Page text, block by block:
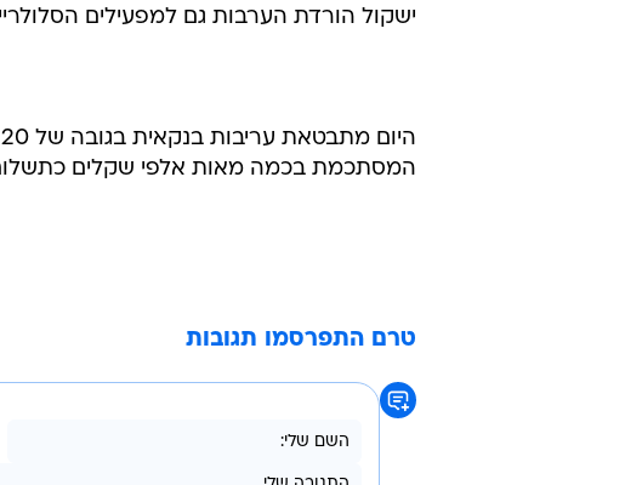
ישקול הורדת הערבות גם למפעילים
המסתכמת בכמה מאות אלפי שקלים
טרם התפרסמו תגובות